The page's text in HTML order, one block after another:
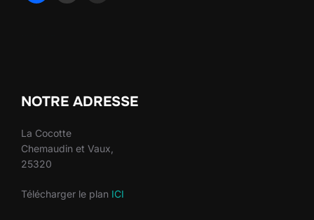
NOTRE ADRESSE
La Cocotte
Chemaudin et Vaux,
25320
Télécharger le plan ICI